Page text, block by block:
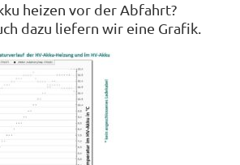
heizen vor der Abfahrt?
dazu liefern wir eine Grafik.